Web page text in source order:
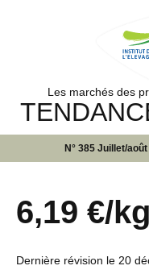
Les marchés des
N° 385 Juillet/
6,19 €/
Dernière révision le 20